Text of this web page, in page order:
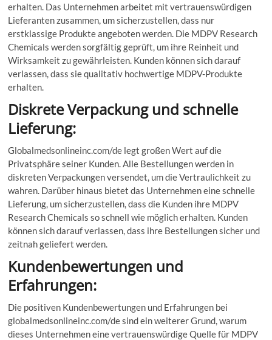
erhalten. Das Unternehmen arbeitet mit vertrauenswürdigen
Lieferanten zusammen, um sicherzustellen, dass nur
erstklassige Produkte angeboten werden. Die MDPV Research
Chemicals werden sorgfältig geprüft, um ihre Reinheit und
Wirksamkeit zu gewährleisten. Kunden können sich darauf
verlassen, dass sie qualitativ hochwertige MDPV-Produkte
erhalten.
Diskrete Verpackung und schnelle
Lieferung:
Globalmedsonlineinc.com/de legt großen Wert auf die
Privatsphäre seiner Kunden. Alle Bestellungen werden in
diskreten Verpackungen versendet, um die Vertraulichkeit zu
wahren. Darüber hinaus bietet das Unternehmen eine schnelle
Lieferung, um sicherzustellen, dass die Kunden ihre MDPV
Research Chemicals so schnell wie möglich erhalten. Kunden
können sich darauf verlassen, dass ihre Bestellungen sicher und
zeitnah geliefert werden.
Kundenbewertungen und
Erfahrungen:
Die positiven Kundenbewertungen und Erfahrungen bei
globalmedsonlineinc.com/de sind ein weiterer Grund, warum
dieses Unternehmen eine vertrauenswürdige Quelle für MDPV